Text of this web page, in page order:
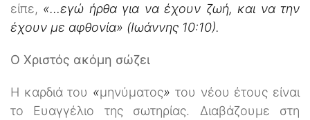
είπε, «…εγώ ήρθα για να έχουν ζωή, και να την
έχουν με αφθονία» (Ιωάννης 10:10).
Ο Χριστός ακόμη σώζει
Η καρδιά του «μηνύματος» του νέου έτους είναι
το Ευαγγέλιο της σωτηρίας. Διαβάζουμε στη